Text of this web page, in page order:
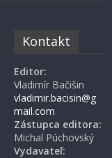
Kontakt
Editor:
Vladimír Bačišin
vladimir.bacisin@g
mail.com
Zástupca editora:
Michal Púchovský
Vydavateľ: